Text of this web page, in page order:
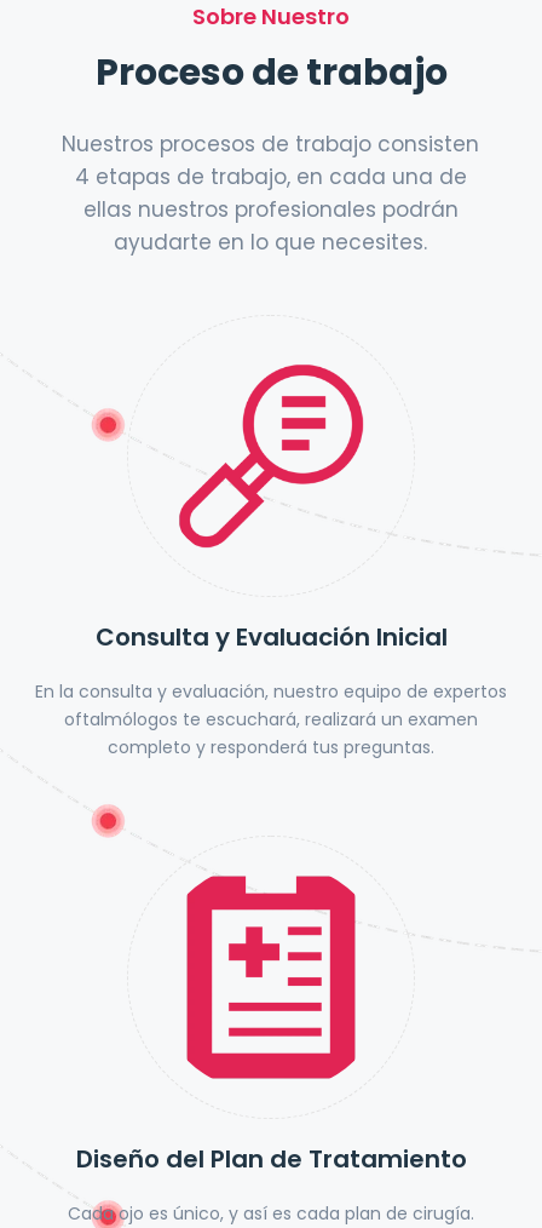
Sobre Nuestro
Proceso de trabajo
Nuestros procesos de trabajo consisten
4 etapas de trabajo, en cada una de
ellas nuestros profesionales podrán
ayudarte en lo que necesites.
Consulta y Evaluación Inicial
En la consulta y evaluación, nuestro equipo de expertos
oftalmólogos te escuchará, realizará un examen
completo y responderá tus preguntas.
Diseño del Plan de Tratamiento
Cada ojo es único, y así es cada plan de cirugía.